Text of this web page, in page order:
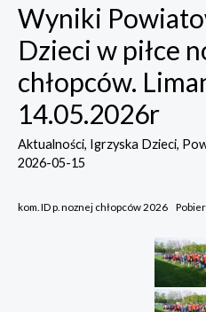
Wyniki
Dzieci w piłce
chłopców.
14.05.2026r
Aktualności, Igrzyska Dzieci,
2026-05-15
kom. ID p. noznej chłopców 2026